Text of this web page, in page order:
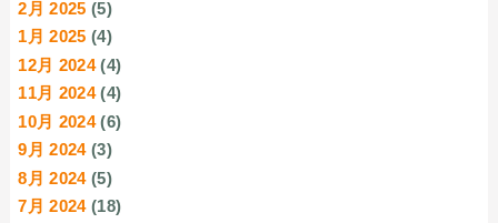
2月 2025 (5)
1月 2025 (4)
12月 2024(4)
11月 2024(4)
10月 2024(6)
9月 2024(3)
8月 2024(5)
7月 2024(18)